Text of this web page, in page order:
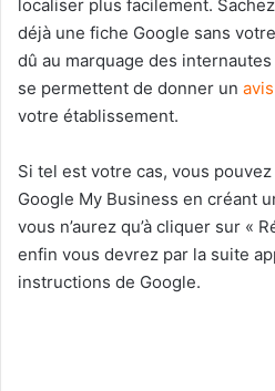
localiser plus facilement.
déjà une fiche Google sans
dû au marquage des
se permettent de donner un
votre établissement.
Si tel est votre cas, vous
Google My Business en créant
vous n’aurez qu’à cliquer sur «
enfin vous devrez par la suite
instructions de Google.